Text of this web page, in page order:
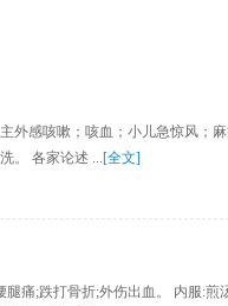
外感咳嗽；咳血；小儿急惊风；
。 各家论述 ...[全文]
痛;跌打骨折;外伤出血。 内服: